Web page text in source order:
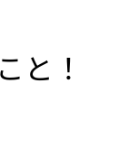
と！